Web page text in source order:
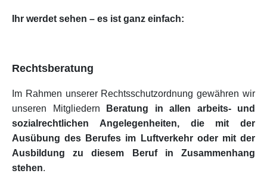
Ihr werdet sehen – es ist ganz einfach:
Rechtsberatung
Im Rahmen unserer Rechtsschutzordnung gewähren wir
unseren Mitgliedern
Beratung in allen arbeits- und
sozialrechtlichen Angelegenheiten, die mit der
Ausübung des Berufes im Luftverkehr oder mit der
Ausbildung zu diesem Beruf in Zusammenhang
stehen.